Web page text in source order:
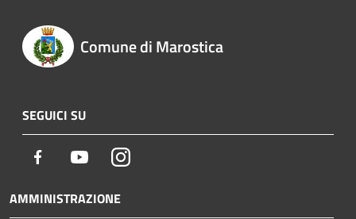
Comune di Marostica
SEGUICI SU
Facebook YoutubeInstagram
AMMINISTRAZIONE